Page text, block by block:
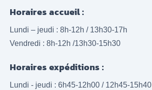
Horaires accueil :
Lundi – jeudi : 8h-12h / 13h30-17h
Vendredi : 8h-12h /13h30-15h30
Horaires expéditions :
Lundi - jeudi : 6h45-12h00 / 12h45-15h40